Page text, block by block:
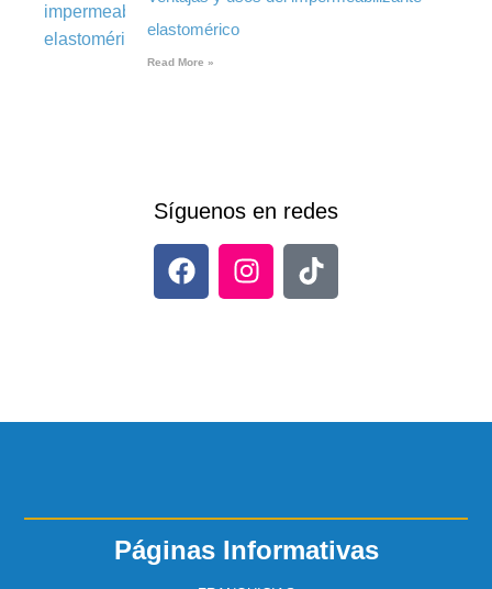
elastomérico
Read More »
Síguenos en redes
Páginas Informativas